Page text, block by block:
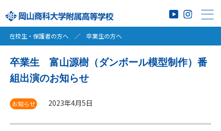
在校生・保護者の方へ ／卒業生の方へ
卒業生 富山源樹（ダンボール模型制作）番
組出演のお知らせ
お知らせ 2023年4月5日